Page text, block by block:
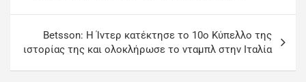
Betsson: Η Ίντερ κατέκτησε το 10ο Κύπελλο της
ιστορίας της και ολοκλήρωσε το νταμπλ στην Ιταλία